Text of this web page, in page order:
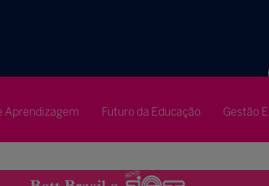
Aprendizagem Futuro da Educação Gestão